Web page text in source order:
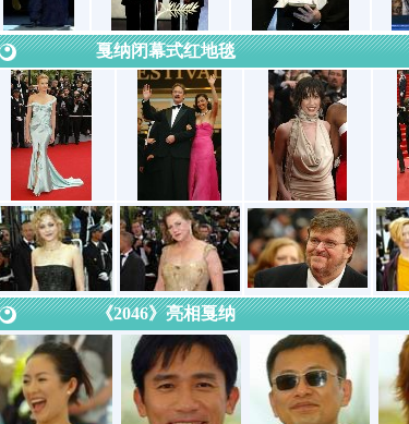
戛纳闭幕式红地毯
《2046》亮相戛纳